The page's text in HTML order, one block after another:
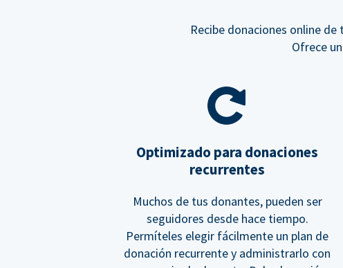
Recibe donaciones online
Ofrece
Optimizado para donaciones
recurrentes
Muchos de tus donantes, pueden ser
seguidores desde hace tiempo.
Permíteles elegir fácilmente un plan de
donación recurrente y administrarlo con